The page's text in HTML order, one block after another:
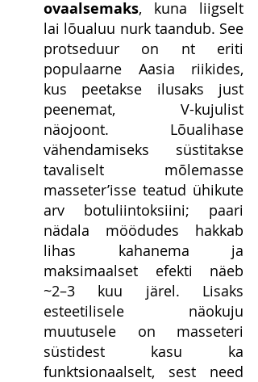
ovaalsemaks, kuna liigselt
lai lõualuu nurk taandub. See
protseduur on nt eriti
populaarne Aasia riikides,
kus peetakse ilusaks just
peenemat, V-kujulist
näojoont. Lõualihase
vähendamiseks süstitakse
tavaliselt mõlemasse
masseter’isse teatud ühikute
arv botuliintoksiini; paari
nädala möödudes hakkab
lihas kahanema ja
maksimaalset efekti näeb
~2–3 kuu järel. Lisaks
esteetilisele näokuju
muutusele on masseteri
süstidest kasu ka
funktsionaalselt, sest need